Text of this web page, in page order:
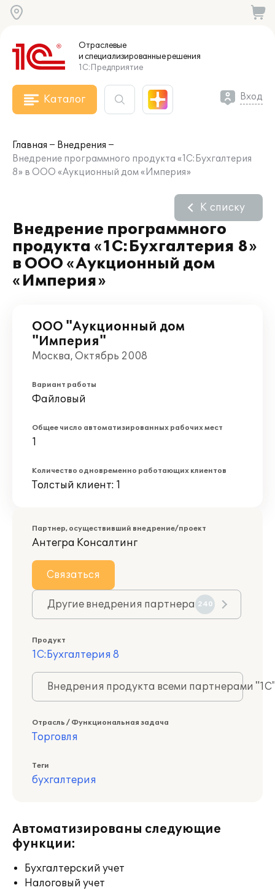
Отраслевые
и специализированныерешения
1С:Предприятие
Каталог Вход
Главная
Внедрения
Внедрение программного продукта «1С:Бухгалтерия
8» в ООО «Аукционный дом «Империя»
Внедрение программного
продукта «1С:Бухгалтерия 8»
в ООО «Аукционный дом
«Империя»
К списку
ООО "Аукционный дом
"Империя"
Москва, Октябрь 2008
Вариант работы
Файловый
Общее число автоматизированных рабочих мест
1
Количество одновременно работающих клиентов
Толстый клиент: 1
Партнер, осуществивший внедрение/проект
Антегра Консалтинг
Связаться
Другие внедрения партнера 240
Продукт
1С:Бухгалтерия 8
Внедрения продукта всеми партнерами
Отрасль / Функциональная задача
Торговля
Теги
бухгалтерия
Автоматизированы следующие
функции:
Бухгалтерский учет
Налоговый учет